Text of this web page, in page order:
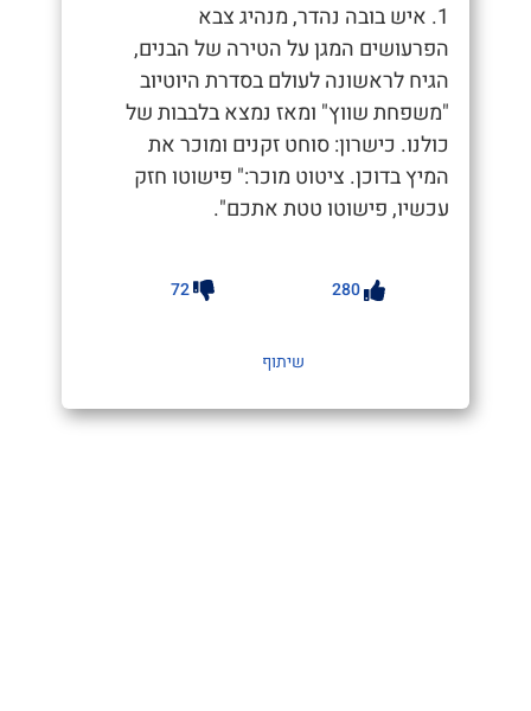
1. איש בובה נהדר, מנהיג צבא
הפרעושים המגן על הטירה של הבנים,
הגיח לראשונה לעולם בסדרת היוטיוב
"משפחת שווץ" ומאז נמצא בלבבות של
כולנו. כישרון: סוחט זקנים ומוכר את
המיץ בדוכן. ציטוט מוכר:" פישוטו חזק
עכשיו, פישוטו טטת אתכם".
280
72
שיתוף